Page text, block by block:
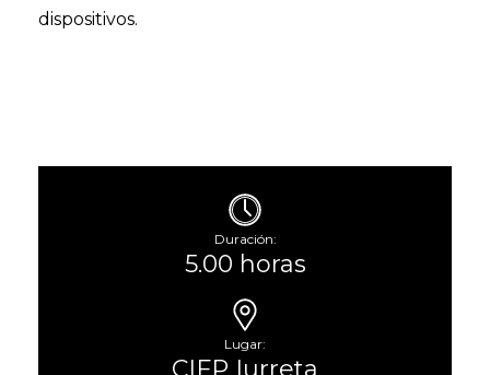
dispositivos.
Duración:
5.00 horas
Lugar:
CIFP Iurreta